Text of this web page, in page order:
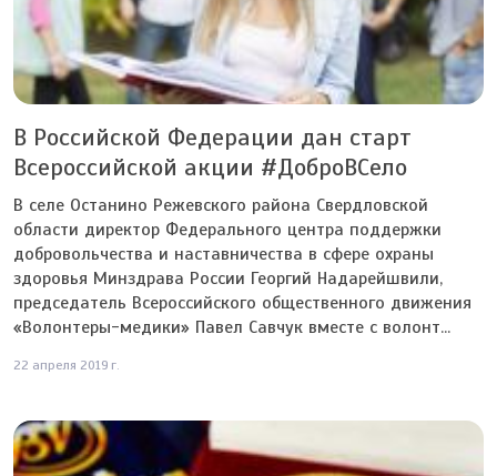
В Российской Федерации дан старт
Всероссийской акции #ДоброВСело
В селе Останино Режевского района Свердловской
области директор Федерального центра поддержки
добровольчества и наставничества в сфере охраны
здоровья Минздрава России Георгий Надарейшвили,
председатель Всероссийского общественного движения
«Волонтеры-медики» Павел Савчук вместе с волонт...
22 апреля 2019 г.